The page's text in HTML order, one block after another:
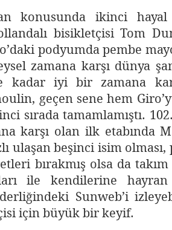
konusunda ikinci hayal
bisikletçisi Tom
podyumda pembe
zamana karşı dünya
kadar iyi bir zamana
geçen sene hem
sırada tamamlamıştı.
karşı olan ilk etabında
ulaşan beşinci isim
bırakmış olsa da
ile kendilerine hayran
Sunweb’i
için büyük bir keyif.